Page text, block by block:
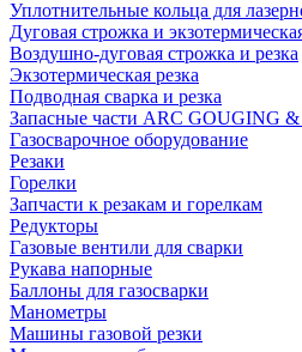
Уплотнительные кольца для
Дуговая строжка и
Воздушно-дуговая строжка и резка
Экзотермическая резка
Подводная сварка и резка
Запасные части ARC GOUGING
Газосварочное оборудование
Резаки
Горелки
Запчасти к резакам и горелкам
Редукторы
Газовые вентили для сварки
Рукава напорные
Баллоны для газосварки
Манометры
Машины газовой резки